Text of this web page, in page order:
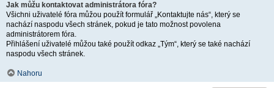
Jak můžu kontaktovat administrátora fóra?
Všichni uživatelé fóra můžou použít formulář „Kontaktujte nás“, který se
nachází naspodu všech stránek, pokud je tato možnost povolena
administrátorem fóra.
Přihlášení uživatelé můžou také použít odkaz „Tým“, který se také nachází
naspodu všech stránek.
Nahoru